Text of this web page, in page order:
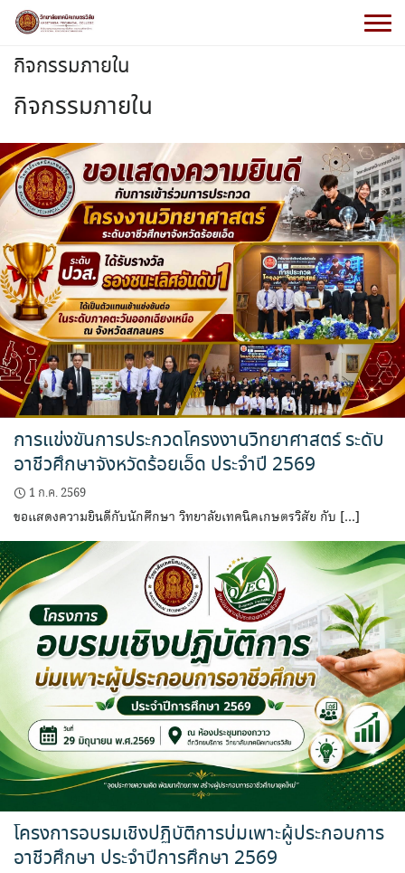
กิจกรรมภายใน
กิจกรรมภายใน
การแข่งขันการประกวดโครงงานวิทยาศาสตร์ ระดับ
อาชีวศึกษาจังหวัดร้อยเอ็ด ประจำปี 2569
1 ก.ค. 2569
ขอแสดงความยินดีกับนักศึกษา วิทยาลัยเทคนิคเกษตรวิสัย กับ […]
โครงการอบรมเชิงปฏิบัติการบ่มเพาะผู้ประกอบการ
อาชีวศึกษา ประจำปีการศึกษา 2569